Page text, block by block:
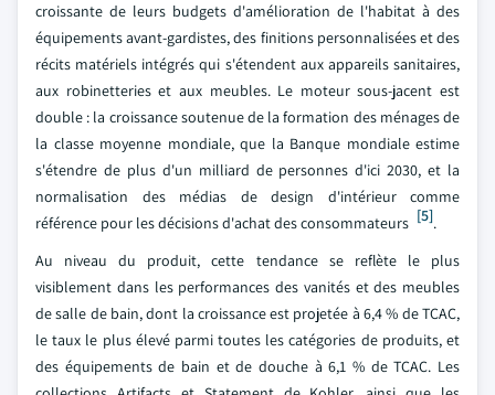
croissante de leurs budgets d'amélioration de l'habitat à des
équipements avant-gardistes, des finitions personnalisées et des
récits matériels intégrés qui s'étendent aux appareils sanitaires,
aux robinetteries et aux meubles. Le moteur sous-jacent est
double : la croissance soutenue de la formation des ménages de
la classe moyenne mondiale, que la Banque mondiale estime
s'étendre de plus d'un milliard de personnes d'ici 2030, et la
normalisation des médias de design d'intérieur comme
référence pour les décisions d'achat des consommateurs [5].
Au niveau du produit, cette tendance se reflète le plus
visiblement dans les performances des vanités et des meubles
de salle de bain, dont la croissance est projetée à 6,4 % de TCAC,
le taux le plus élevé parmi toutes les catégories de produits, et
des équipements de bain et de douche à 6,1 % de TCAC. Les